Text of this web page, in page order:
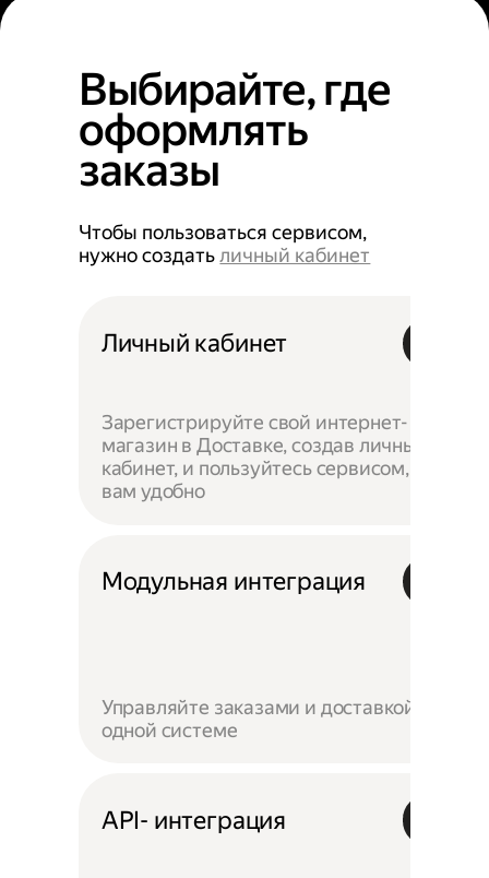
Выбирайте, где
оформлять
заказы
Чтобы пользоваться сервисом,
нужно создатьличный кабинет
Личный кабинет
Зарегистрируйте свой интернет-
магазин в Доставке, создав личный
кабинет, и пользуйтесь сервисом, как
вам удобно
Модульная интеграция
Управляйте заказами и доставкой в
одной системе
API- интеграция